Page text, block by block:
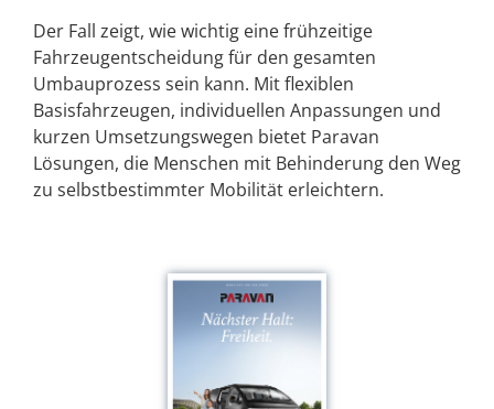
Der Fall zeigt, wie wichtig eine frühzeitige
Fahrzeugentscheidung für den gesamten
Umbauprozess sein kann. Mit flexiblen
Basisfahrzeugen, individuellen Anpassungen und
kurzen Umsetzungswegen bietet Paravan
Lösungen, die Menschen mit Behinderung den Weg
zu selbstbestimmter Mobilität erleichtern.